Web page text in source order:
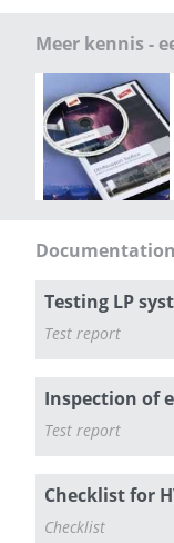
Meer kennis -
Testing LP
Test report
Inspection of
Test report
Checklist for
Checklist